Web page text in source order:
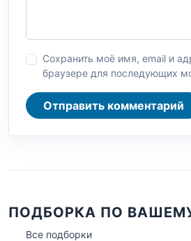
Сохранить моё имя, email и
браузере для последующих
Отправить комментарий
ПОДБОРКА ПО
Все подборки